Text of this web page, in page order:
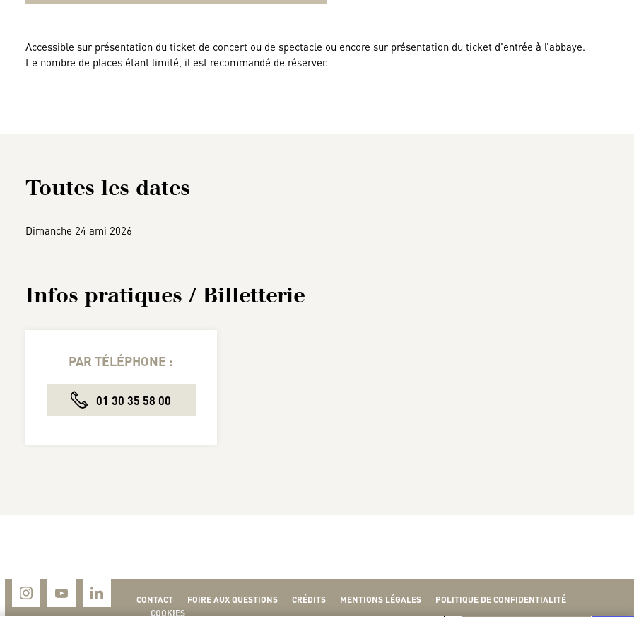
Accessible sur présentation du ticket de concert ou de spectacle ou encore sur présentation du ticket d’entrée à l’abbaye.
Le nombre de places étant limité, il est recommandé de réserver.
Toutes les dates
Dimanche 24 ami 2026
Infos pratiques / Billetterie
PAR TÉLÉPHONE :
01 30 35 58 00
CONTACT FOIRE AUX QUESTIONS CRÉDITS MENTIONS LÉGALES
POLITIQUE DE CONFIDENTIALITÉ
COOKIES